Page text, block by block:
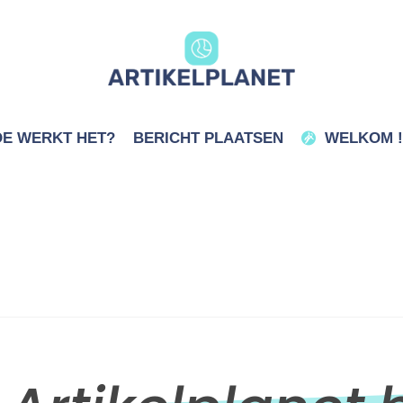
WERKT HET? BERICHT PLAATSEN WELKOM !